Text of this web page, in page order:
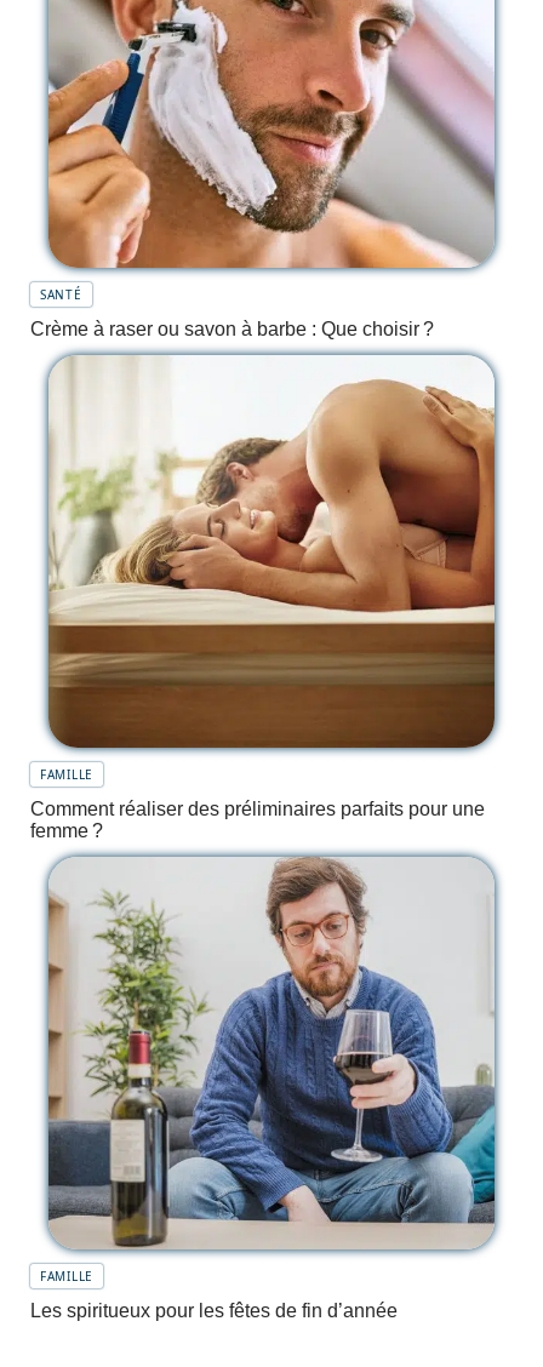
SANTÉ
Crème à raser ou savon à barbe : Que choisir ?
FAMILLE
Comment réaliser des préliminaires parfaits pour une
femme ?
FAMILLE
Les spiritueux pour les fêtes de fin d’année